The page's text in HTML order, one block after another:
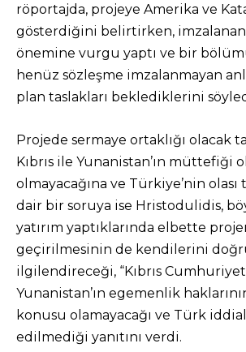
röportajda, projeye Amerika ve
gösterdiğini belirtirken,
önemine vurgu yaptı ve bir
henüz sözleşme imzalanmayan
plan taslakları beklediklerini
Projede sermaye ortaklığı olacak
Kıbrıs ile Yunanistan’ın müttefiği
olmayacağına ve Türkiye’nin
dair bir soruya ise Hristodulidis,
yatırım yaptıklarında elbette
geçirilmesinin de kendilerini
ilgilendireceği, “Kıbrıs
Yunanistan’ın egemenlik
konusu olamayacağı ve Türk
edilmediği yanıtını verdi.